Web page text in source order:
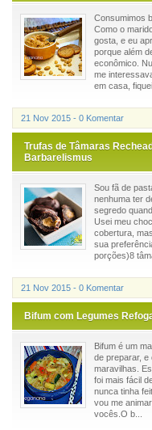
Consumimos
Como o
gosta, e eu
porque além
econômico.
me
em casa, fiquei
21 Nov 2015 - 0 Komentar
Trufas de Tâmaras
Barbarelismus
Sou fã de
nenhuma ter
segredo
Usei meu
cobertura,
sua
porções)8
21 Nov 2015 - 0 Komentar
Bifum com Legumes
Bifum é um
de preparar, e
maravilhas.
foi mais fácil
nunca tinha
vou me
vocês.O b...